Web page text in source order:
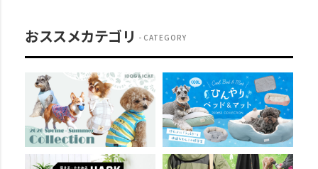
おススメカテゴリ CATEGORY